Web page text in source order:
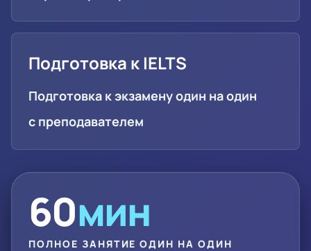
Подготовка к IELTS
Подготовка к экзамену один на один
с преподавателем
60мин
ПОЛНОЕ ЗАНЯТИЕ ОДИН НА ОДИН